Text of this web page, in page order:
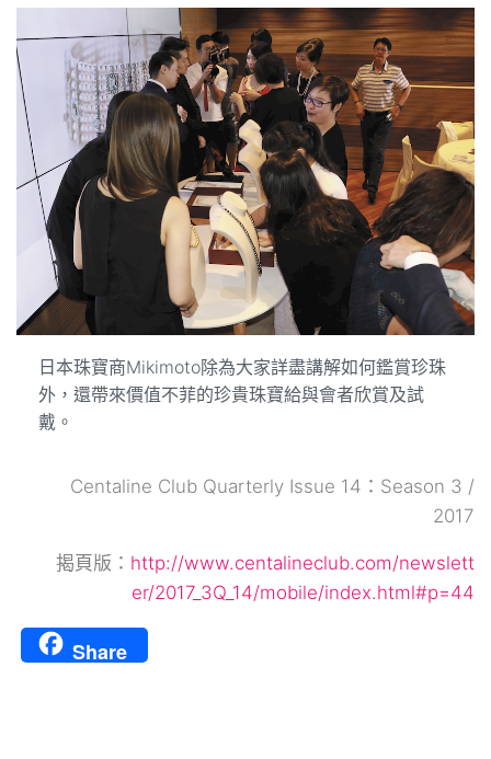
日本珠寶商Mikimoto除為大家詳盡講解如何鑑賞珍珠
外，還帶來價值不菲的珍貴珠寶給與會者欣賞及試
戴。
Centaline Club Quarterly Issue 14：Season 3 /
2017
揭頁版： http://www.centalineclub.com/newslett
er/2017_3Q_14/mobile/index.html#p=44
Share